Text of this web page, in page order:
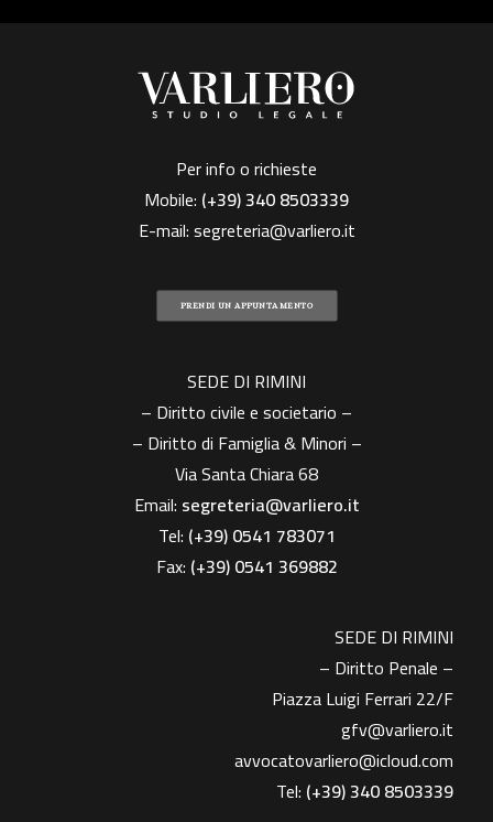
Per info o richieste
Mobile: (+39)340 8503339
E-mail:segreteria@varliero.it
PRENDI UN APPUNTAMENTO
SEDE DI RIMINI
– Diritto civile e societario –
– Diritto di Famiglia & Minori –
Via Santa Chiara 68
Email: segreteria@varliero.it
Tel: (+39) 0541 783071
Fax: (+39)0541 369882
SEDE DI RIMINI
– Diritto Penale –
Piazza Luigi Ferrari 22/F
gfv@varliero.it
avvocatovarliero@icloud.com
Tel: (+39) 340 8503339